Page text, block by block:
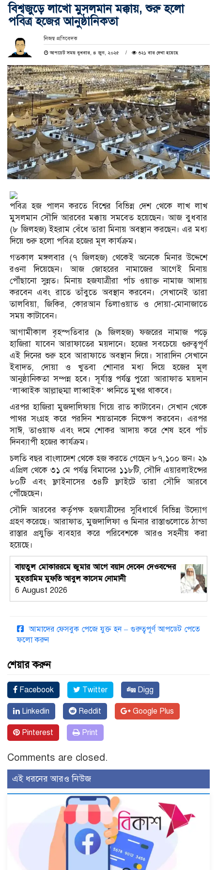
বিশ্বজুড়ে লাখো মুসলমান মক্কায়, শুরু হলো
পবিত্র হজের আনুষ্ঠানিকতা
নিজস্ব প্রতিবেদক
আপডেট সময় বুধবার, ৪ জুন, ২০২৫ ৩২১ বার দেখা হয়েছে
পবিত্র হজ পালন করতে বিশ্বের বিভিন্ন দেশ থেকে লাখ লাখ
মুসলমান সৌদি আরবের মক্কায় সমবেত হয়েছেন। আজ বুধবার
(৮ জিলহজ) ইহরাম বেঁধে তারা মিনায় অবস্থান করছেন। এর মধ্য
দিয়ে শুরু হলো পবিত্র হজের মূল কার্যক্রম।
গতকাল মঙ্গলবার (৭ জিলহজ) থেকেই অনেকে মিনার উদ্দেশে
রওনা দিয়েছেন। আজ জোহরের নামাজের আগেই মিনায়
পৌঁছানো সুন্নত। মিনায় হজযাত্রীরা পাঁচ ওয়াক্ত নামাজ আদায়
করবেন এবং রাতে তাঁবুতে অবস্থান করবেন। সেখানেই তারা
তালবিয়া, জিকির, কোরআন তিলাওয়াত ও দোয়া-মোনাজাতে
সময় কাটাবেন।
আগামীকাল বৃহস্পতিবার (৯ জিলহজ) ফজরের নামাজ পড়ে
হাজিরা যাবেন আরাফাতের ময়দানে। হজের সবচেয়ে গুরুত্বপূর্ণ
এই দিনের শুরু হবে আরাফাতে অবস্থান দিয়ে। সারাদিন সেখানে
ইবাদত, দোয়া ও খুতবা শোনার মধ্য দিয়ে হজের মূল
আনুষ্ঠানিকতা সম্পন্ন হবে। সূর্যাস্ত পর্যন্ত পুরো আরাফাত ময়দান
‘লাব্বাইক আল্লাহুম্মা লাব্বাইক’ ধ্বনিতে মুখর থাকবে।
এরপর হাজিরা মুজদালিফায় গিয়ে রাত কাটাবেন। সেখান থেকে
পাথর সংগ্রহ করে পরদিন শয়তানকে নিক্ষেপ করবেন। এরপর
সাঈ, তাওয়াফ এবং দমে শোকর আদায় করে শেষ হবে পাঁচ
দিনব্যাপী হজের কার্যক্রম।
চলতি বছর বাংলাদেশ থেকে হজ করতে গেছেন ৮৭,১০০ জন। ২৯
এপ্রিল থেকে ৩১ মে পর্যন্ত বিমানের ১১৮টি, সৌদি এয়ারলাইন্সের
৮০টি এবং ফ্লাইনাসের ৩৪টি ফ্লাইটে তারা সৌদি আরবে
পৌঁছেছেন।
সৌদি আরবের কর্তৃপক্ষ হজযাত্রীদের সুবিধার্থে বিভিন্ন উদ্যোগ
গ্রহণ করেছে। আরাফাত, মুজদালিফা ও মিনার রাস্তাগুলোতে ঠান্ডা
রাস্তার প্রযুক্তি ব্যবহার করে পরিবেশকে আরও সহনীয় করা
হয়েছে।
বায়তুল মোকাররমে জুমার আগে বয়ান দেবেন দেওবন্দের
মুহতামিম মুফতি আবুল কাসেম নোমানী
6 August 2026
আমাদের ফেসবুক পেজে যুক্ত হন – গুরুত্বপূর্ণ আপডেট পেতে
ফলো করুন
শেয়ার করুন
Facebook Twitter Digg
Linkedin Reddit Google Plus
Pinterest Print
Comments are closed.
এই ধরনের আরও নিউজ